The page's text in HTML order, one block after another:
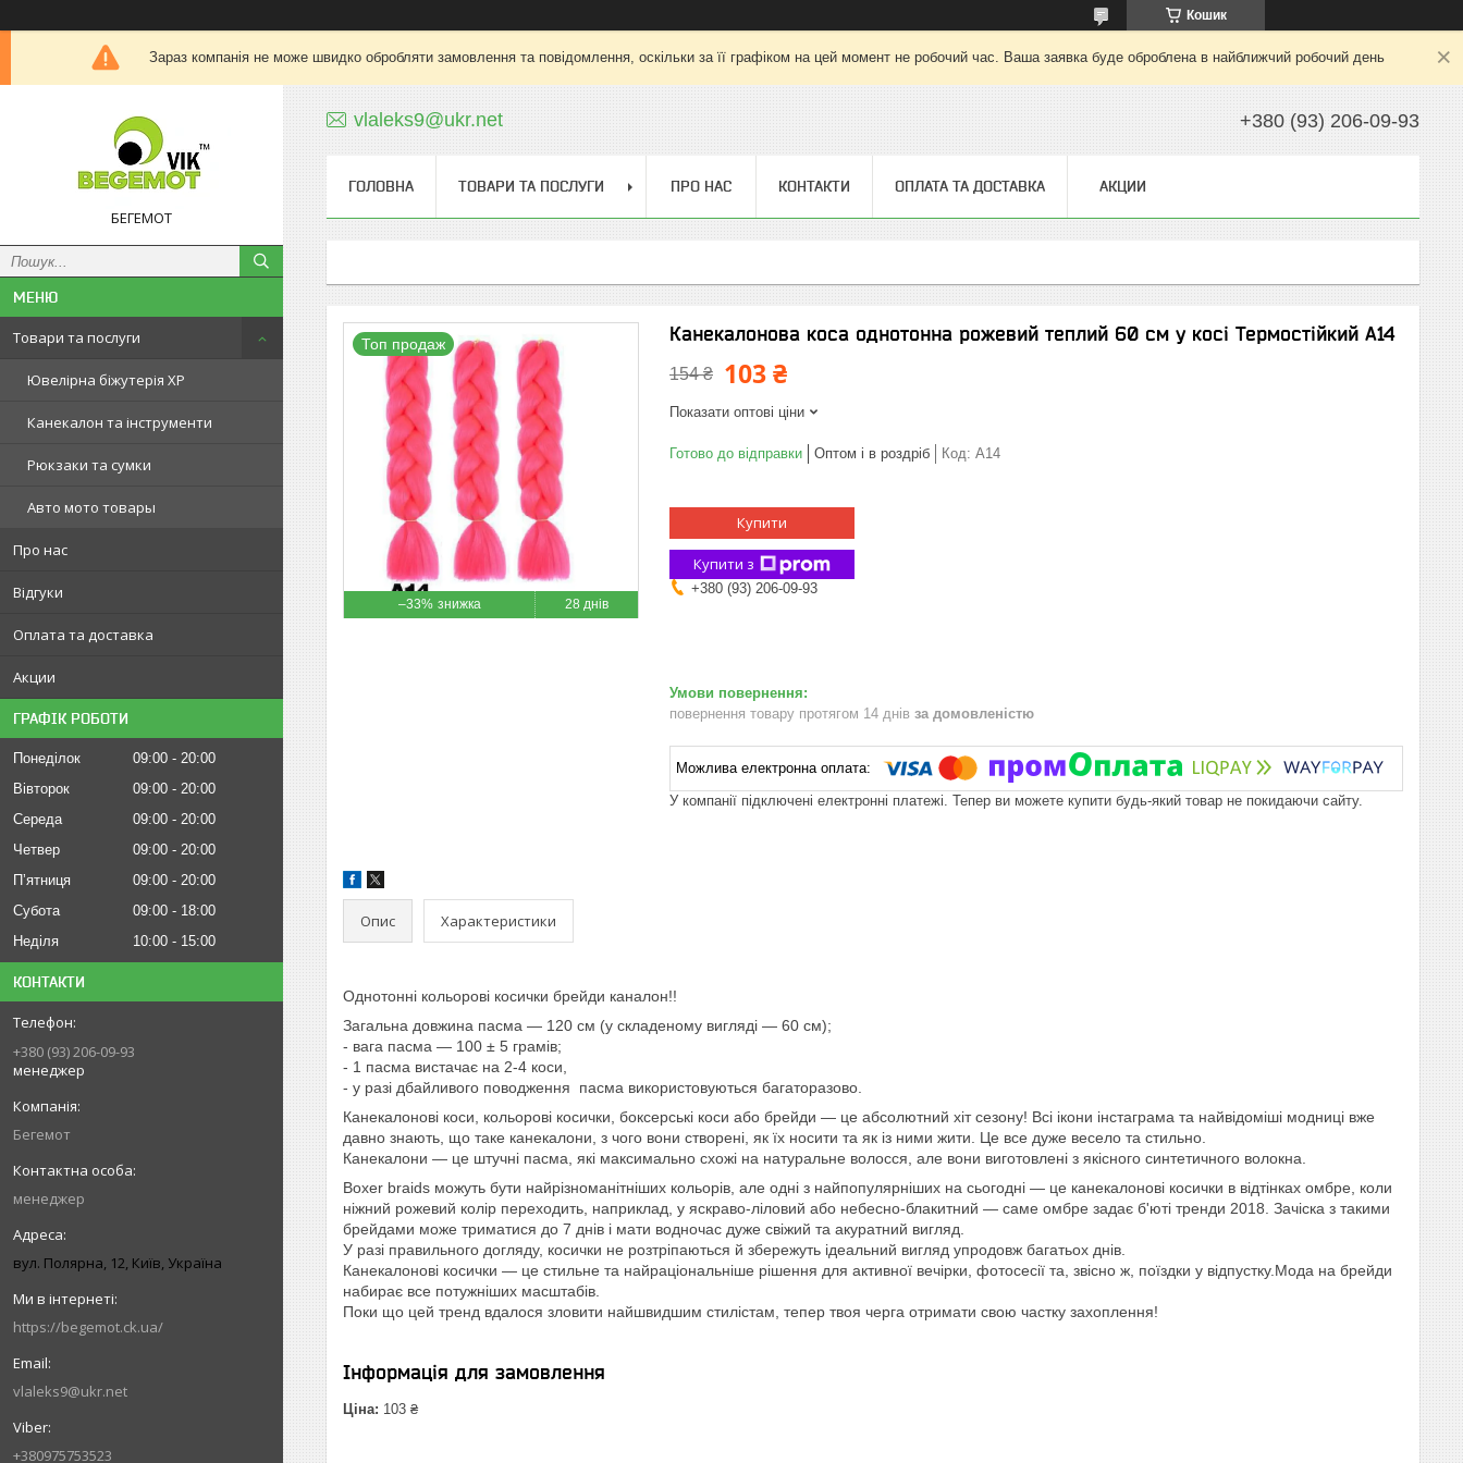
Кошик
Зараз компанія не може швидко обробляти замовлення та повідомлення, оскільки за її графіком на цей момент не робочий час. Ваша заявка буде оброблена в найближчий робочий день
БЕГЕМОТ
Товари та послуги
Ювелірна біжутерія XP
Канекалон та інструменти
Рюкзаки та сумки
Авто мото товары
Про нас
Відгуки
Оплата та доставка
Акции
ГРАФІК РОБОТИ
Понеділок 09:00
20:00
Вівторок
09:00
20:00
Середа
09:00
20:00
Четвер
09:00
20:00
Пʼятниця
09:00
20:00
Субота
09:00
18:00
Неділя
10:00 15:00
КОНТАКТИ
+380 (93) 206-09-93
менеджер
Бегемот
менеджер
вул. Полярна, 12, Київ, Україна
https://begemot.ck.ua/
vlaleks9@ukr.net
+380975753523
vlaleks9@ukr.net +380 (93) 206-09-93
ГОЛОВНА ТОВАРИ ТА ПОСЛУГИ ПРО НАС КОНТАКТИ ОПЛАТА ТА ДОСТАВКА АКЦИИ
–33% 28 днів
Топ продаж Канекалонова коса однотонна рожевий теплий 60 см у косі Термостійкий А14
154 ₴ 103 ₴
Показати оптові ціни
Готово до відправки Оптом і в роздріб Код: А14
Купити
Купити з
+380 (93) 206-09-93
повернення товару протягом 14 днів за домовленістю
У компанії підключені електронні платежі. Тепер ви можете купити будь-який товар не покидаючи сайту.
Опис Характеристики
Однотонні кольорові косички брейди каналон!!
Загальна довжина пасма — 120 см (у складеному вигляді — 60 см);
- вага пасма — 100 ± 5 грамів;
- 1 пасма вистачає на 2-4 коси,
- у разі дбайливого поводження пасма використовуються багаторазово.
Канекалонові коси, кольорові косички, боксерські коси або брейди — це абсолютний хіт сезону! Всі ікони інстаграма та найвідоміші модниці вже
давно знають, що таке канекалони, з чого вони створені, як їх носити та як із ними жити. Це все дуже весело та стильно.
Канекалони — це штучні пасма, які максимально схожі на натуральне волосся, але вони виготовлені з якісного синтетичного волокна.
Boxer braids можуть бути найрізноманітніших кольорів, але одні з найпопулярніших на сьогодні — це канекалонові косички в відтінках омбре, коли
ніжний рожевий колір переходить, наприклад, у яскраво-ліловий або небесно-блакитний — саме омбре задає б'юті тренди 2018. Зачіска з такими
брейдами може триматися до 7 днів і мати водночас дуже свіжий та акуратний вигляд.
У разі правильного догляду, косички не розтріпаються й збережуть ідеальний вигляд упродовж багатьох днів.
Канекалонові косички — це стильне та найраціональніше рішення для активної вечірки, фотосесії та, звісно ж, поїздки у відпустку.Мода на брейди
набирає все потужніших масштабів.
Поки що цей тренд вдалося зловити найшвидшим стилістам, тепер твоя черга отримати свою частку захоплення!
Інформація для замовлення
Ціна: 103 ₴